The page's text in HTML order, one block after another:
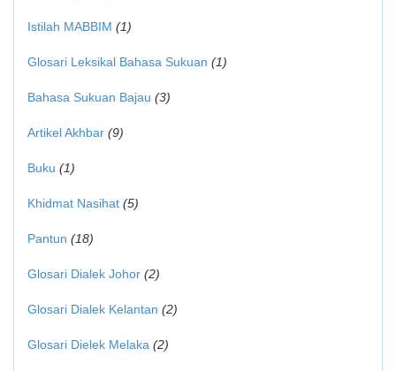
Istilah MABBIM (1)
Glosari Leksikal Bahasa Sukuan (1)
Bahasa Sukuan Bajau (3)
Artikel Akhbar (9)
Buku (1)
Khidmat Nasihat (5)
Pantun (18)
Glosari Dialek Johor (2)
Glosari Dialek Kelantan (2)
Glosari Dielek Melaka (2)